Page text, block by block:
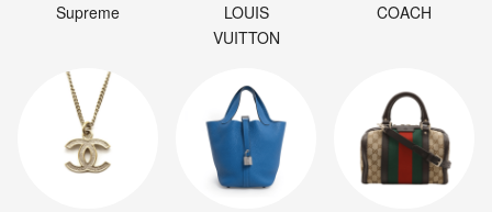
Supreme
LOUIS
VUITTON
COACH